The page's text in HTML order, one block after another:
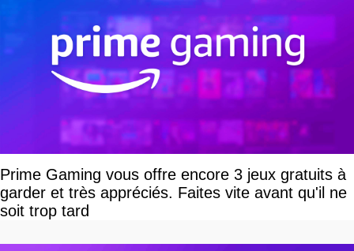
Prime Gaming vous offre encore 3 jeux gratuits à
garder et très appréciés. Faites vite avant qu'il ne
soit trop tard